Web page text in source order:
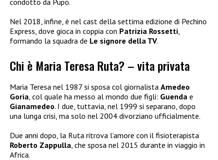
condotto da Pupo.
Nel 2018, infine, è nel cast della settima edizione di Pechino
Express, dove gioca in coppia con Patrizia Rossetti,
formando la squadra de Le signore della TV.
Chi è Maria Teresa Ruta? – vita privata
Maria Teresa nel 1987 si sposa col giornalista Amedeo
Goria , col quale ha messo al mondo due figli: Guenda e
Gianamedeo. I due, tuttavia, nel 1999 si separano, dopo
una lunga crisi, ma solo nel 2004 divorziano ufficialmente.
Due anni dopo, la Ruta ritrova l’amore con il fisioterapista
Roberto Zappulla , che sposa nel 2015 durante in viaggio in
Africa.